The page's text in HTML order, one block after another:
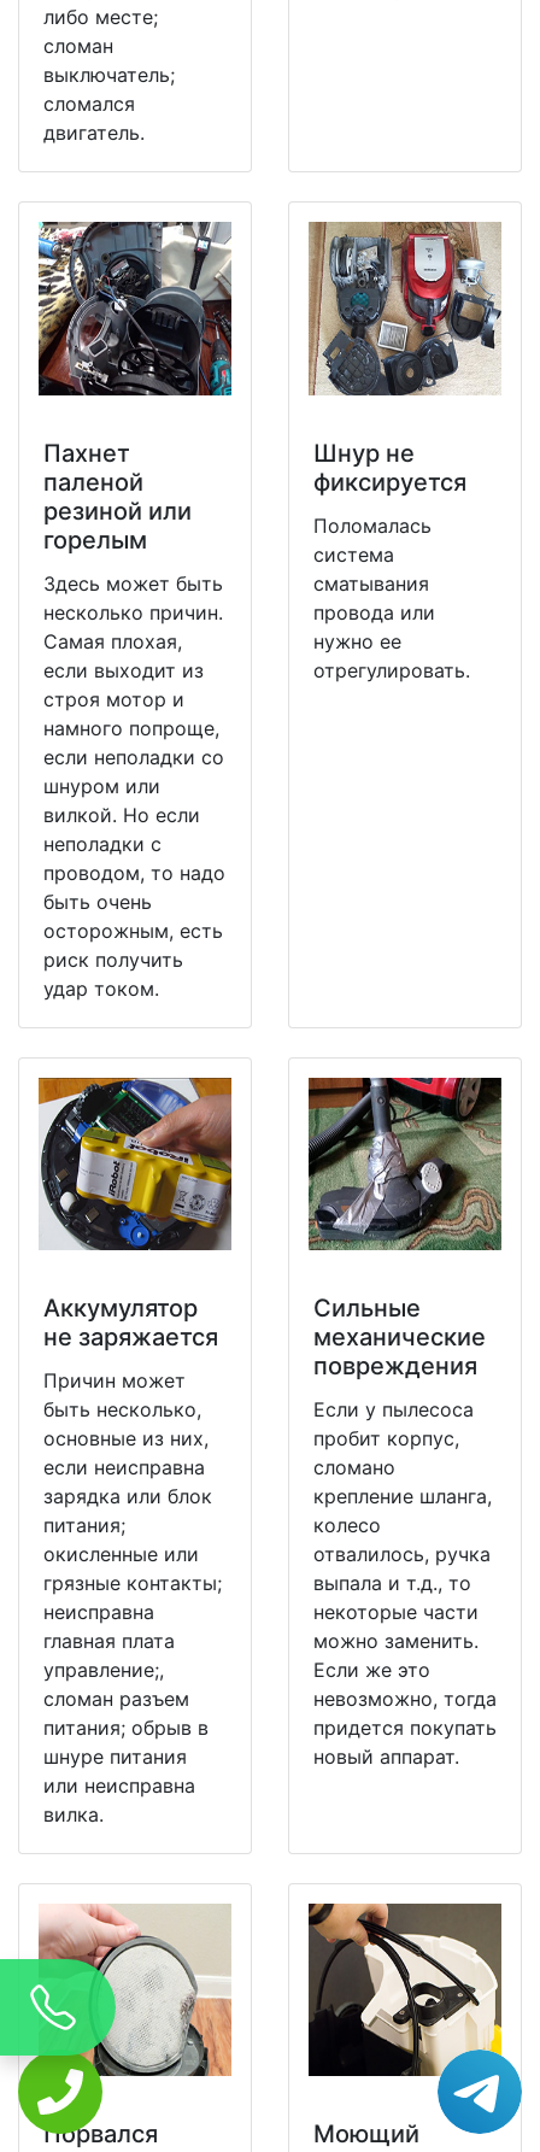
либо месте;
сломан
выключатель;
сломался
двигатель.
Пахнет
паленой
резиной или
горелым
Здесь может быть
несколько причин.
Самая плохая,
если выходит из
строя мотор и
намного попроще,
если неполадки со
шнуром или
вилкой. Но если
неполадки с
проводом, то надо
быть очень
осторожным, есть
риск получить
удар током.
Шнур не
фиксируется
Поломалась
система
сматывания
провода или
нужно ее
отрегулировать.
Аккумулятор
не заряжается
Причин может
быть несколько,
основные из них,
если неисправна
зарядка или блок
питания;
окисленные или
грязные контакты;
неисправна
главная плата
управление;,
сломан разъем
питания; обрыв в
шнуре питания
или неисправна
вилка.
Сильные
механические
повреждения
Если у пылесоса
пробит корпус,
сломано
крепление шланга,
колесо
отвалилось, ручка
выпала и т.д., то
некоторые части
можно заменить.
Если же это
невозможно, тогда
придется покупать
новый аппарат.
Порвался
Моющий